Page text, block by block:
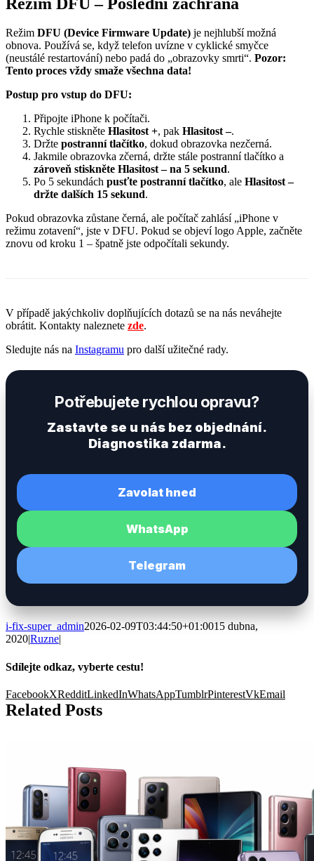
Režim DFU (Device Firmware Update) je nejhlubší možná
obnova. Používá se, když telefon uvízne v cyklické smyčce
(neustálé restartování) nebo padá do „obrazovky smrti“. Pozor:
Tento proces vždy smaže všechna data!
Postup pro vstup do DFU:
Připojte iPhone k počítači.
Rychle stiskněte Hlasitost +, pak Hlasitost –.
Držte postranní tlačítko, dokud obrazovka nezčerná.
Jakmile obrazovka zčerná, držte stále postranní tlačítko a
zároveň stiskněte Hlasitost – na 5 sekund.
Po 5 sekundách pusťte postranní tlačítko, ale Hlasitost –
držte dalších 15 sekund.
Pokud obrazovka zůstane černá, ale počítač zahlásí „iPhone v
režimu zotavení“, jste v DFU. Pokud se objeví logo Apple, začněte
znovu od kroku 1 – špatně jste odpočítali sekundy.
V případě jakýchkoliv doplňujících dotazů se na nás neváhejte
obrátit. Kontakty naleznete zde.
Sledujte nás na Instagramu pro další užitečné rady.
Potřebujete rychlou opravu?
Zastavte se u nás bez objednání.
Diagnostika zdarma.
Zavolat hned
WhatsApp
Telegram
i-fix-super_admin2026-02-09T03:44:50+01:0015 dubna,
2020|Ruzne|
Sdílejte odkaz, vyberte cestu!
FacebookXRedditLinkedInWhatsAppTumblrPinterestVkEmail
Related Posts